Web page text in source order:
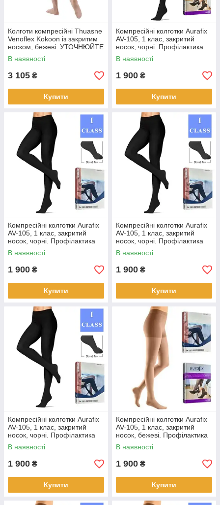
Колготи компресійні Thuasne
Venoflex Kokoon із закритим
носком, бежеві. УТОЧНЮЙТЕ
НАЯВНІСТЬ! Колготи , 4,
бежеві
В наявності
3 105 ₴
Купити
Компресійні колготки Aurafix
AV-105, 1 клас, закритий
носок, чорні. Профілактика
варикозних захворювань.
Чорний, Колготки, 3
В наявності
1 900 ₴
Купити
Компресійні колготки Aurafix
AV-105, 1 клас, закритий
носок, чорні. Профілактика
варикозних захворювань.
колготки , 4, чорні
В наявності
1 900 ₴
Купити
Компресійні колготки Aurafix
AV-105, 1 клас, закритий
носок, чорні. Профілактика
варикозних захворювань.
колготки , 5, чорні
В наявності
1 900 ₴
Купити
Компресійні колготки Aurafix
AV-105, 1 клас, закритий
носок, чорні. Профілактика
варикозних захворювань.
колготки , 6, чорні
В наявності
1 900 ₴
Купити
Компресійні колготки Aurafix
AV-105, 1 клас, закритий
носок, бежеві. Профілактика
варикозу. 3
В наявності
1 900 ₴
Купити